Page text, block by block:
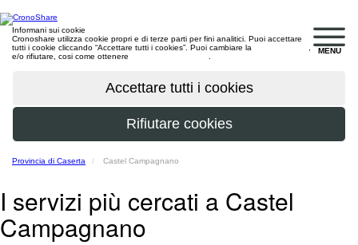
MENU
Informani sui cookie
Cronoshare utilizza cookie propri e di terze parti per fini analitici. Puoi accettare
tutti i cookie cliccando “Accettare tutti i cookies”. Puoi cambiare la
e/o rifiutare, cosi come ottenere
Provincia di Caserta Castel Campagnano
I servizi più cercati a Castel
Campagnano